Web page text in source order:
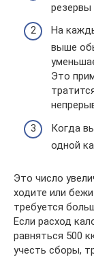
резервы
На
выше
Это
Когда
одной
Это число
ходите или
требуется
Если расход
равняться 500
учесть сборы,